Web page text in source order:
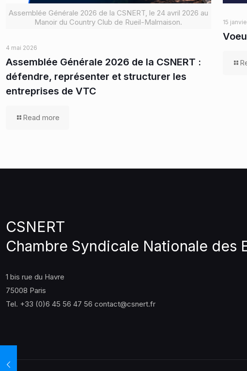
Assemblée Générale 2026 de la CSNERT, le 24 avril 2026 au
Manoir du Country Club de Rueil-Malmaison.
4 mai 2026
Assemblée Générale 2026 de la CSNERT :
défendre, représenter et structurer les
entreprises de VTC
Read more
15
CSNERT
Chambre Syndicale Nationale des
1 bis rue du Havre
75008 Paris
Tel. +33 (0)6 45 56 47 56 contact@csnert.fr